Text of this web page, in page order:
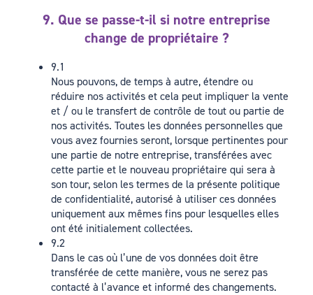
9. Que se passe-t-il si notre entreprise
change de propriétaire ?
9.1
Nous pouvons, de temps à autre, étendre ou
réduire nos activités et cela peut impliquer la vente
et / ou le transfert de contrôle de tout ou partie de
nos activités. Toutes les données personnelles que
vous avez fournies seront, lorsque pertinentes pour
une partie de notre entreprise, transférées avec
cette partie et le nouveau propriétaire qui sera à
son tour, selon les termes de la présente politique
de confidentialité, autorisé à utiliser ces données
uniquement aux mêmes fins pour lesquelles elles
ont été initialement collectées.
9.2
Dans le cas où l’une de vos données doit être
transférée de cette manière, vous ne serez pas
contacté à l’avance et informé des changements.